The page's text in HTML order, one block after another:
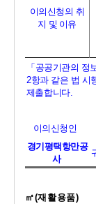
이의신청의 취
지 및 이유
「 공공기관의 정
2항과 같은 법 시
제출합니다.
경기평택항만공
사
㎡(재활용품)